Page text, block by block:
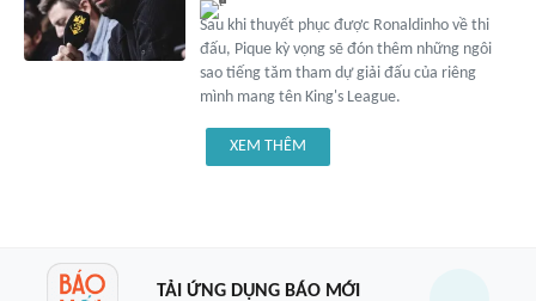
Sau khi thuyết phục được Ronaldinho về thi
đấu, Pique kỳ vọng sẽ đón thêm những ngôi
sao tiếng tăm tham dự giải đấu của riêng
mình mang tên King's League.
XEM THÊM
TẢI ỨNG DỤNG BÁO MỚI